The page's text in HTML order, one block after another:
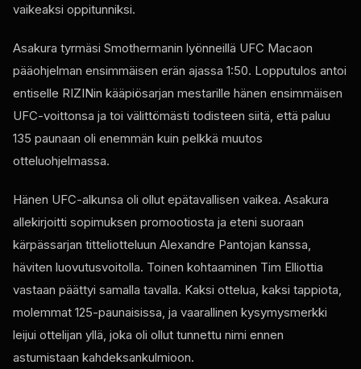
vaikeaksi oppitunniksi.
Asakura tyrmäsi Smothermanin lyönneillä UFC Macaon
pääohjelman ensimmäisen erän ajassa 1:50. Lopputulos antoi
entiselle RIZINin kääpiösarjan mestarille hänen ensimmäisen
UFC-voittonsa ja toi välittömästi todisteen siitä, että paluu
135 paunaan oli enemmän kuin pelkkä muutos
otteluohjelmassa.
Hänen UFC-alkunsa oli ollut epätavallisen vaikea. Asakura
allekirjoitti sopimuksen promootiosta ja eteni suoraan
kärpässarjan titteliotteluun Alexandre Pantojan kanssa,
häviten luovutusvoitolla. Toinen kohtaaminen Tim Elliottia
vastaan ​​päättyi samalla tavalla. Kaksi ottelua, kaksi tappiota,
molemmat 125-paunaisissa, ja vaarallinen kysymysmerkki
leijui ottelijan yllä, joka oli ollut tunnettu nimi ennen
astumistaan ​​kahdeksankulmioon.